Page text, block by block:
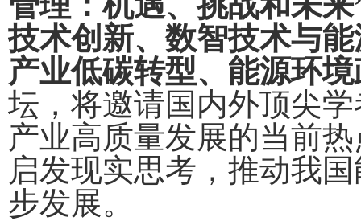
技术创新、数智技术与
产业低碳转型、能源环
坛，将邀请国内外顶尖
产业高质量发展的当前
启发现实思考，推动我
步发展。